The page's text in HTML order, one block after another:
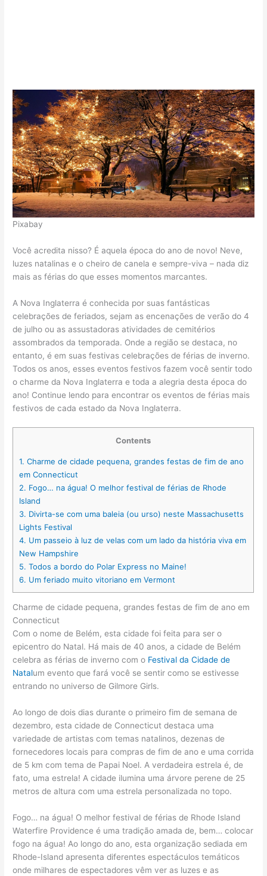
Pixabay
Você acredita nisso? É aquela época do ano de novo! Neve,
luzes natalinas e o cheiro de canela e sempre-viva – nada diz
mais as férias do que esses momentos marcantes.
A Nova Inglaterra é conhecida por suas fantásticas
celebrações de feriados, sejam as encenações de verão do 4
de julho ou as assustadoras atividades de cemitérios
assombrados da temporada. Onde a região se destaca, no
entanto, é em suas festivas celebrações de férias de inverno.
Todos os anos, esses eventos festivos fazem você sentir todo
o charme da Nova Inglaterra e toda a alegria desta época do
ano! Continue lendo para encontrar os eventos de férias mais
festivos de cada estado da Nova Inglaterra.
Contents
1. Charme de cidade pequena, grandes festas de fim de ano
em Connecticut
2. Fogo… na água! O melhor festival de férias de Rhode
Island
3. Divirta-se com uma baleia (ou urso) neste Massachusetts
Lights Festival
4. Um passeio à luz de velas com um lado da história viva em
New Hampshire
5. Todos a bordo do Polar Express no Maine!
6. Um feriado muito vitoriano em Vermont
Charme de cidade pequena, grandes festas de fim de ano em
Connecticut
Com o nome de Belém, esta cidade foi feita para ser o
epicentro do Natal. Há mais de 40 anos, a cidade de Belém
celebra as férias de inverno com o Festival da Cidade de
Natalum evento que fará você se sentir como se estivesse
entrando no universo de Gilmore Girls.
Ao longo de dois dias durante o primeiro fim de semana de
dezembro, esta cidade de Connecticut destaca uma
variedade de artistas com temas natalinos, dezenas de
fornecedores locais para compras de fim de ano e uma corrida
de 5 km com tema de Papai Noel. A verdadeira estrela é, de
fato, uma estrela! A cidade ilumina uma árvore perene de 25
metros de altura com uma estrela personalizada no topo.
Fogo… na água! O melhor festival de férias de Rhode Island
Waterfire Providence é uma tradição amada de, bem… colocar
fogo na água! Ao longo do ano, esta organização sediada em
Rhode-Island apresenta diferentes espectáculos temáticos
onde milhares de espectadores vêm ver as luzes e as